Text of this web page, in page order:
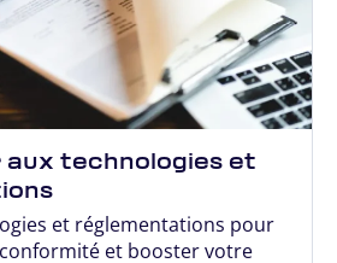
aux technologies et
et réglementations pour
et booster votre